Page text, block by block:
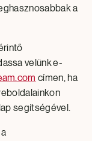
a
velünk e-
címen, ha
segítségével.